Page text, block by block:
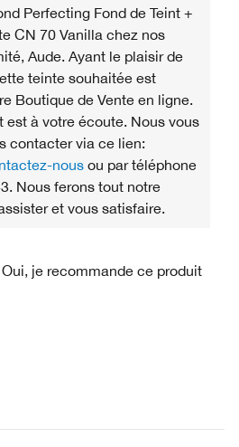
Perfecting Fond de Teint +
CN 70 Vanilla chez nos
Aude. Ayant le plaisir de
teinte souhaitée est
Boutique de Vente en ligne.
est à votre écoute. Nous vous
contacter via ce lien:
nous ou par téléphone
Nous ferons tout notre
et vous satisfaire.
Oui, je recommande ce produit